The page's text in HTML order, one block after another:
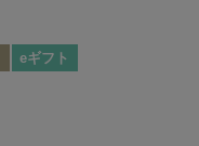
eギフト